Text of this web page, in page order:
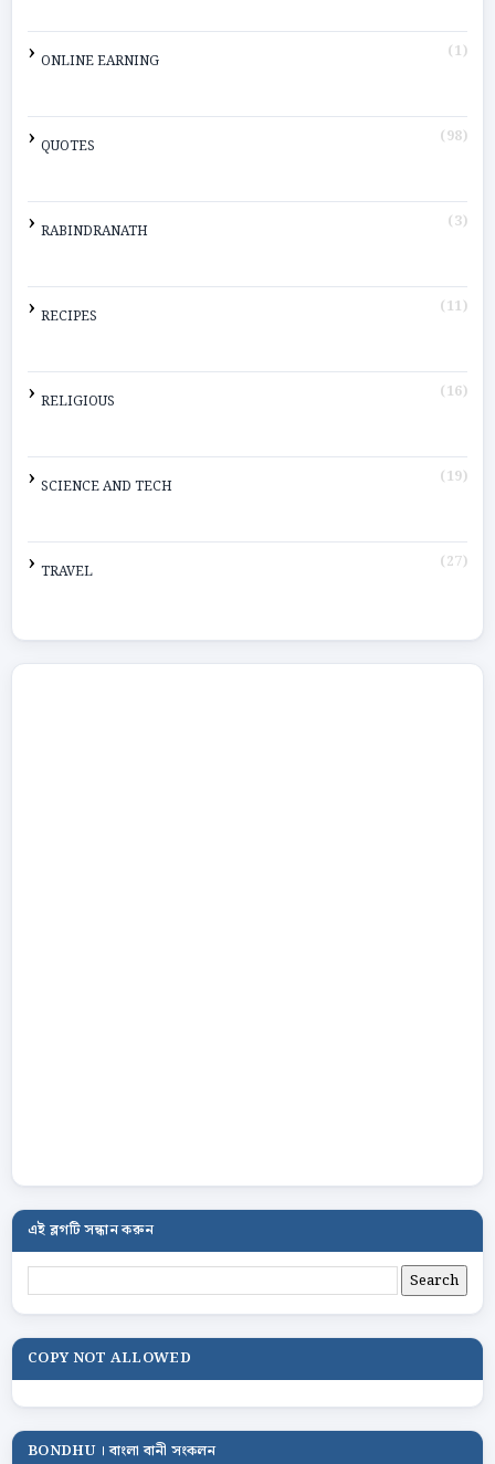
ONLINE EARNING (1)
QUOTES (98)
RABINDRANATH (3)
RECIPES (11)
RELIGIOUS (16)
SCIENCE AND TECH (19)
TRAVEL (27)
এই ব্লগটি সন্ধান করুন
COPY NOT ALLOWED
BONDHU । বাংলা বানী সংকলন